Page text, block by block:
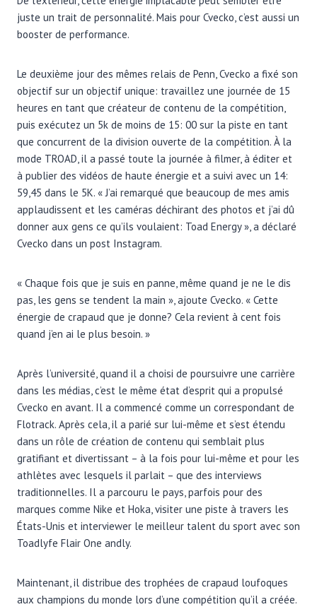
juste un trait de personnalité. Mais pour Cvecko, c’est aussi un
booster de performance.
Le deuxième jour des mêmes relais de Penn, Cvecko a fixé son
objectif sur un objectif unique: travaillez une journée de 15
heures en tant que créateur de contenu de la compétition,
puis exécutez un 5k de moins de 15: 00 sur la piste en tant
que concurrent de la division ouverte de la compétition. À la
mode TROAD, il a passé toute la journée à filmer, à éditer et
à publier des vidéos de haute énergie et a suivi avec un 14:
59,45 dans le 5K. « J’ai remarqué que beaucoup de mes amis
applaudissent et les caméras déchirant des photos et j’ai dû
donner aux gens ce qu’ils voulaient: Toad Energy », a déclaré
Cvecko dans un post Instagram.
« Chaque fois que je suis en panne, même quand je ne le dis
pas, les gens se tendent la main », ajoute Cvecko. « Cette
énergie de crapaud que je donne? Cela revient à cent fois
quand j’en ai le plus besoin. »
Après l’université, quand il a choisi de poursuivre une carrière
dans les médias, c’est le même état d’esprit qui a propulsé
Cvecko en avant. Il a commencé comme un correspondant de
Flotrack. Après cela, il a parié sur lui-même et s’est étendu
dans un rôle de création de contenu qui semblait plus
gratifiant et divertissant – à la fois pour lui-même et pour les
athlètes avec lesquels il parlait – que des interviews
traditionnelles. Il a parcouru le pays, parfois pour des
marques comme Nike et Hoka, visiter une piste à travers les
États-Unis et interviewer le meilleur talent du sport avec son
Toadlyfe Flair One andly.
Maintenant, il distribue des trophées de crapaud loufoques
aux champions du monde lors d’une compétition qu’il a créée.